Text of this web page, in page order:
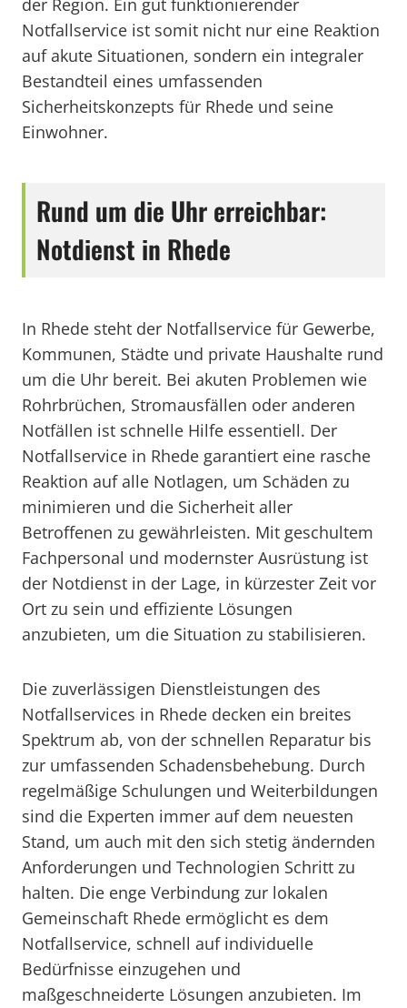
der Region. Ein gut funktionierender
Notfallservice ist somit nicht nur eine Reaktion
auf akute Situationen, sondern ein integraler
Bestandteil eines umfassenden
Sicherheitskonzepts für Rhede und seine
Einwohner.
Rund um die Uhr erreichbar:
Notdienst in Rhede
In Rhede steht der Notfallservice für Gewerbe,
Kommunen, Städte und private Haushalte rund
um die Uhr bereit. Bei akuten Problemen wie
Rohrbrüchen, Stromausfällen oder anderen
Notfällen ist schnelle Hilfe essentiell. Der
Notfallservice in Rhede garantiert eine rasche
Reaktion auf alle Notlagen, um Schäden zu
minimieren und die Sicherheit aller
Betroffenen zu gewährleisten. Mit geschultem
Fachpersonal und modernster Ausrüstung ist
der Notdienst in der Lage, in kürzester Zeit vor
Ort zu sein und effiziente Lösungen
anzubieten, um die Situation zu stabilisieren.
Die zuverlässigen Dienstleistungen des
Notfallservices in Rhede decken ein breites
Spektrum ab, von der schnellen Reparatur bis
zur umfassenden Schadensbehebung. Durch
regelmäßige Schulungen und Weiterbildungen
sind die Experten immer auf dem neuesten
Stand, um auch mit den sich stetig ändernden
Anforderungen und Technologien Schritt zu
halten. Die enge Verbindung zur lokalen
Gemeinschaft Rhede ermöglicht es dem
Notfallservice, schnell auf individuelle
Bedürfnisse einzugehen und
maßgeschneiderte Lösungen anzubieten. Im